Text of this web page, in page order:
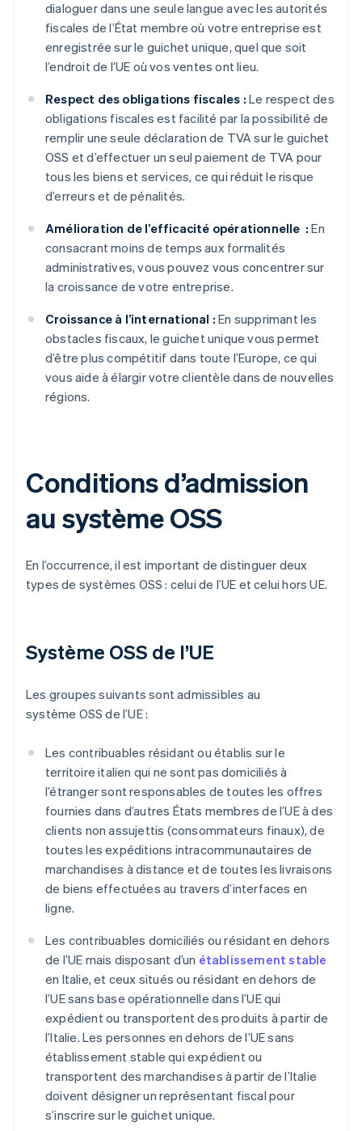
dialoguer dans une seule langue avec les autorités
fiscales de l’État membre où votre entreprise est
enregistrée sur le guichet unique, quel que soit
l’endroit de l’UE où vos ventes ont lieu.
Respect des obligations fiscales : Le respect des
obligations fiscales est facilité par la possibilité de
remplir une seule déclaration de TVA sur le guichet
OSS et d’effectuer un seul paiement de TVA pour
tous les biens et services, ce qui réduit le risque
d’erreurs et de pénalités.
Amélioration de l’efficacité opérationnelle : En
consacrant moins de temps aux formalités
administratives, vous pouvez vous concentrer sur
la croissance de votre entreprise.
Croissance à l’international : En supprimant les
obstacles fiscaux, le guichet unique vous permet
d’être plus compétitif dans toute l’Europe, ce qui
vous aide à élargir votre clientèle dans de nouvelles
régions.
Conditions d’admission
au système OSS
En l’occurrence, il est important de distinguer deux
types de systèmes OSS : celui de l’UE et celui hors UE.
Système OSS de l’UE
Les groupes suivants sont admissibles au
système OSS de l’UE :
Les contribuables résidant ou établis sur le
territoire italien qui ne sont pas domiciliés à
l’étranger sont responsables de toutes les offres
fournies dans d’autres États membres de l’UE à des
clients non assujettis (consommateurs finaux), de
toutes les expéditions intracommunautaires de
marchandises à distance et de toutes les livraisons
de biens effectuées au travers d’interfaces en
ligne.
Les contribuables domiciliés ou résidant en dehors
de l’UE mais disposant d’un établissement stable
en Italie, et ceux situés ou résidant en dehors de
l’UE sans base opérationnelle dans l’UE qui
expédient ou transportent des produits à partir de
l’Italie. Les personnes en dehors de l’UE sans
établissement stable qui expédient ou
transportent des marchandises à partir de l’Italie
doivent désigner un représentant fiscal pour
s’inscrire sur le guichet unique.